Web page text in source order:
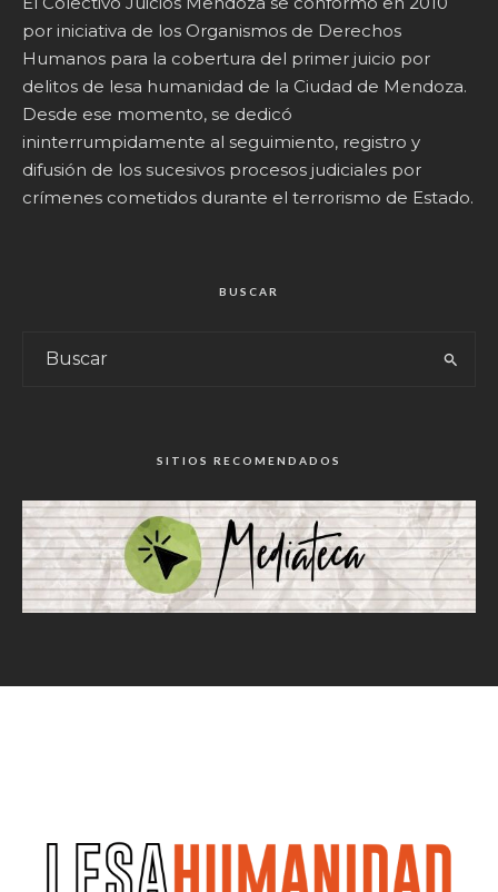
por iniciativa de los Organismos de Derechos
Humanos para la cobertura del primer juicio por
delitos de lesa humanidad de la Ciudad de Mendoza.
Desde ese momento, se dedicó
ininterrumpidamente al seguimiento, registro y
difusión de los sucesivos procesos judiciales por
crímenes cometidos durante el terrorismo de Estado.
BUSCAR
SITIOS RECOMENDADOS